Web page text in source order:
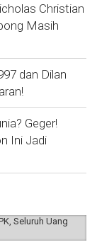
Christian
Masih
dan Dilan
Geger!
Ini Jadi